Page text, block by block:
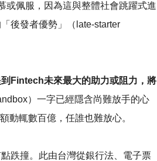
或佩服，因為這與整體社會跳躍式進
後發者優勢」（late-starter
Fintech未來最大的助力或阻力，將
）一字已經隱含尚難放手的心
動輒數百億，任誰也難放心。
跌撞。此由台灣從銀行法、電子票